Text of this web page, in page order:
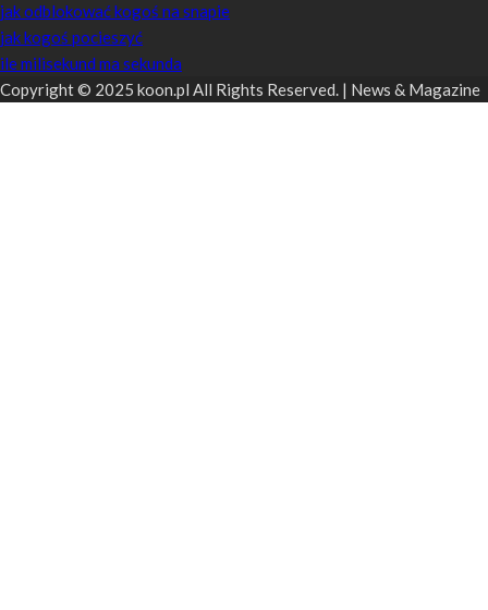
jak odblokować kogoś na snapie
jak kogoś pocieszyć
ile milisekund ma sekunda
Copyright © 2025 koon.pl All Rights Reserved. | News & Magazine